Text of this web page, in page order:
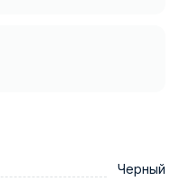
Черный